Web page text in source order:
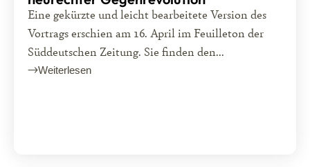
Eine gekürzte und leicht bearbeitete Version des
Vortrags erschien am 16. April im Feuilleton der
Süddeutschen Zeitung. Sie finden den...
Weiterlesen